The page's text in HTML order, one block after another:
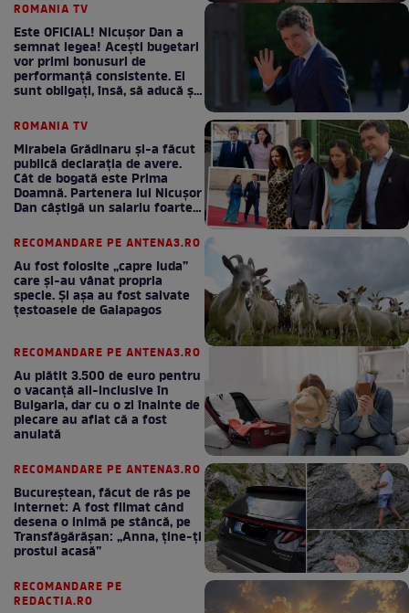
ROMANIA TV
Este OFICIAL! Nicușor Dan a
semnat legea! Acești bugetari
vor primi bonusuri de
performanță consistente. Ei
sunt obligați, însă, să aducă și
ROMANIA TV
Mirabela Grădinaru și-a făcut
publică declarația de avere.
Cât de bogată este Prima
Doamnă. Partenera lui Nicușor
Dan câștigă un salariu foarte
RECOMANDARE PE ANTENA3.RO
Au fost folosite „capre Iuda”
care și-au vânat propria
specie. Și așa au fost salvate
țestoasele de Galapagos
RECOMANDARE PE ANTENA3.RO
Au plătit 3.500 de euro pentru
o vacanță all-inclusive în
Bulgaria, dar cu o zi înainte de
plecare au aflat că a fost
anulată
RECOMANDARE PE ANTENA3.RO
Bucureștean, făcut de râs pe
internet: A fost filmat când
desena o inimă pe stâncă, pe
Transfăgărășan: „Anna, ține-ți
prostul acasă”
RECOMANDARE PE
REDACTIA.RO